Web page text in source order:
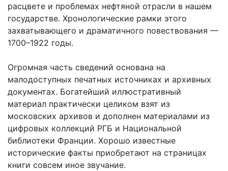
расцвете и проблемах нефтяной отрасли в нашем
государстве. Хронологические рамки этого
захватывающего и драматичного повествования —
1700–1922 годы.
Огромная часть сведений основана на
малодоступных печатных источниках и архивных
документах. Богатейший иллюстративный
материал практически целиком взят из
московских архивов и дополнен материалами из
цифровых коллекций РГБ и Национальной
библиотеки Франции. Хорошо известные
исторические факты приобретают на страницах
книги совсем иное звучание.